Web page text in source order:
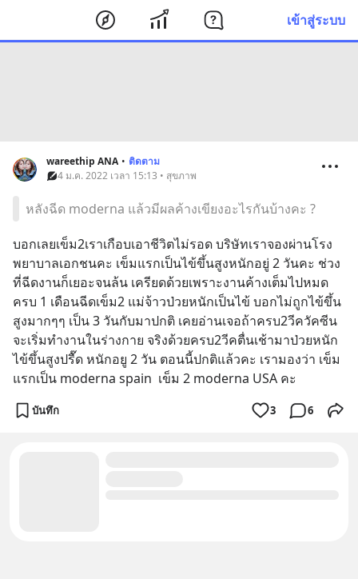
เข้าสู่ระบบ
wareethip ANA • ติดตาม
4 ม.ค. 2022 เวลา 15:13 • สุขภาพ
หลังฉีด moderna แล้วมีผลค้างเขียงอะไรกันบ้างคะ ?
บอกเลยเข็ม2เราเกือบเอาชีวิตไม่รอด บริษัทเราจองผ่านโรง
พยาบาลเอกชนคะ เข็มแรกเป็นไข้ขึ้นสูงหนักอยู่ 2 วันคะ ช่วง
ที่ฉีดงานก็เยอะจนล้น เครียดด้วยเพราะงานค้างเต็มไปหมด
ครบ 1 เดือนฉีดเข็ม2 แม่จ้าวป่วยหนักเป็นไข้ บอกไม่ถูกไข้ขึ้น
สูงมากๆๆ เป็น 3 วันกับมาปกติ เคยอ่านเจอถ้าครบ2วีควัคซีน
จะเริ่มทำงานในร่างกาย จริงด้วยครบ2วีคตื่นเช้ามาป่วยหนัก
ไข้ขึ้นสูงปรื๊ด หนักอยู 2 วัน ตอนนี้ปกติแล้วคะ เรามองว่า เข็ม
แรกเป็น moderna spain  เข็ม 2 moderna USA คะ
บันทึก 3 6